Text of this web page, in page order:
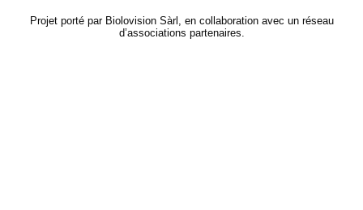
Projet porté par Biolovision Sàrl, en collaboration avec un réseau
d’associations partenaires.